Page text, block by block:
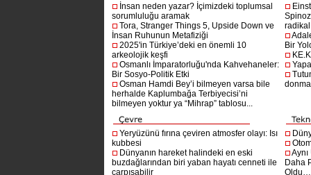
İnsan neden yazar? İçimizdeki toplumsal
sorumluluğu aramak
Tora, Stranger Things 5, Upside Down ve
İnsan Ruhunun Metafiziği
2025'in Türkiye’deki en önemli 10
arkeolojik keşfi
Osmanlı İmparatorluğu'nda Kahvehaneler:
Bir Sosyo-Politik Etki
Osman Hamdi Bey’i bilmeyen varsa bile
herhalde Kaplumbağa Terbiyecisi’ni
bilmeyen yoktur ya “Mihrap” tablosu...
Bir
Yeryüzünü fırına çeviren atmosfer olayı: Isı
kubbesi
Dünyanın hareket halindeki en eski
buzdağlarından biri yaban hayatı cenneti ile
çarpışabilir
Daha
Oldu…